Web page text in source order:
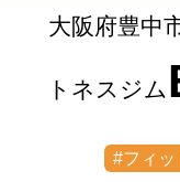
大阪府豊中
トネスジム
#フィッ